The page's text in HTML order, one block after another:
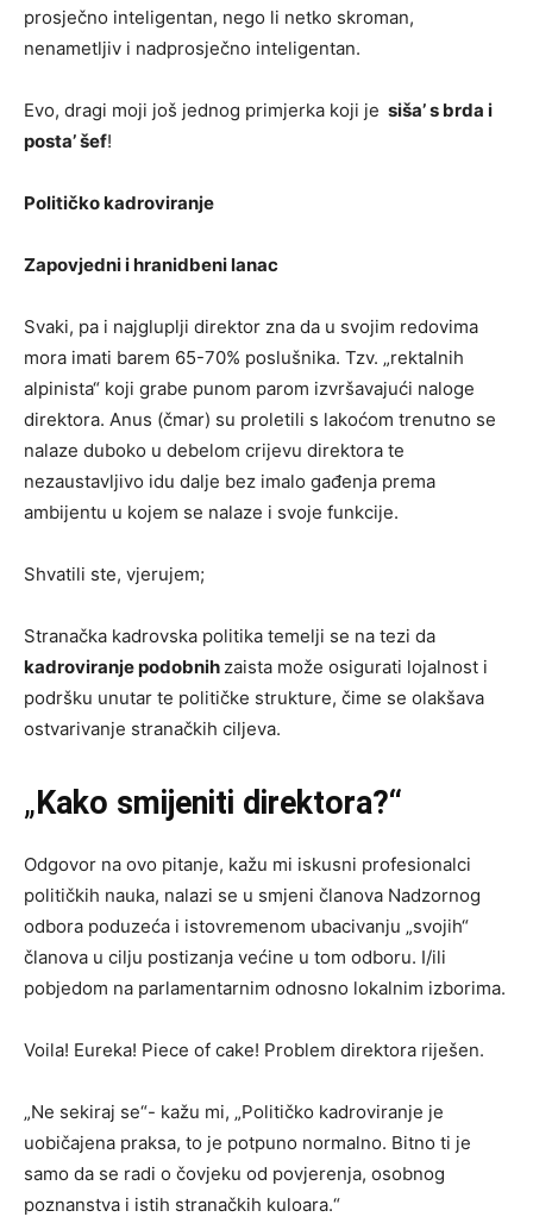
prosječno inteligentan, nego li netko skroman,
nenametljiv i nadprosječno inteligentan.
Evo, dragi moji još jednog primjerka koji je siša’ s brda i
posta’ šef!
Političko kadroviranje
Zapovjedni i hranidbeni lanac
Svaki, pa i najgluplji direktor zna da u svojim redovima
mora imati barem 65-70% poslušnika. Tzv. „rektalnih
alpinista“ koji grabe punom parom izvršavajući naloge
direktora. Anus (čmar) su proletili s lakoćom trenutno se
nalaze duboko u debelom crijevu direktora te
nezaustavljivo idu dalje bez imalo gađenja prema
ambijentu u kojem se nalaze i svoje funkcije.
Shvatili ste, vjerujem;
Stranačka kadrovska politika temelji se na tezi da
kadroviranje podobnih zaista može osigurati lojalnost i
podršku unutar te političke strukture, čime se olakšava
ostvarivanje stranačkih ciljeva.
„Kako smijeniti direktora?“
Odgovor na ovo pitanje, kažu mi iskusni profesionalci
političkih nauka, nalazi se u smjeni članova Nadzornog
odbora poduzeća i istovremenom ubacivanju „svojih“
članova u cilju postizanja većine u tom odboru. I/ili
pobjedom na parlamentarnim odnosno lokalnim izborima.
Voila! Eureka! Piece of cake! Problem direktora riješen.
„Ne sekiraj se“- kažu mi, „Političko kadroviranje je
uobičajena praksa, to je potpuno normalno. Bitno ti je
samo da se radi o čovjeku od povjerenja, osobnog
poznanstva i istih stranačkih kuloara.“